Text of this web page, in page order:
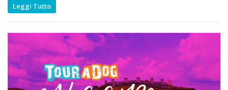
Leggi Tutto